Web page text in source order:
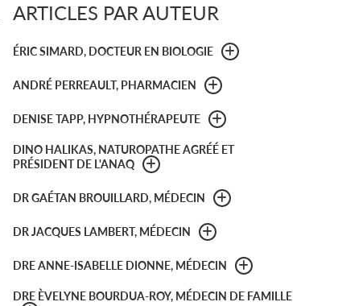
ARTICLES PAR AUTEUR
ÉRIC SIMARD, DOCTEUR EN BIOLOGIE
ANDRÉ PERREAULT, PHARMACIEN
DENISE TAPP, HYPNOTHÉRAPEUTE
DINO HALIKAS, NATUROPATHE AGRÉÉ ET
PRÉSIDENT DE L'ANAQ
DR GAÉTAN BROUILLARD, MÉDECIN
DR JACQUES LAMBERT, MÉDECIN
DRE ANNE-ISABELLE DIONNE, MÉDECIN
DRE ÈVELYNE BOURDUA-ROY, MÉDECIN DE FAMILLE